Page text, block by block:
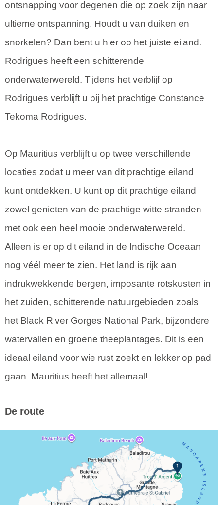
ontsnapping voor degenen die op zoek zijn naar
ultieme ontspanning. Houdt u van duiken en
snorkelen? Dan bent u hier op het juiste eiland.
Rodrigues heeft een schitterende
onderwaterwereld. Tijdens het verblijf op
Rodrigues verblijft u bij het prachtige Constance
Tekoma Rodrigues.
Op Mauritius verblijft u op twee verschillende
locaties zodat u meer van dit prachtige eiland
kunt ontdekken. U kunt op dit prachtige eiland
zowel genieten van de prachtige witte stranden
met ook een heel mooie onderwaterwereld.
Alleen is er op dit eiland in de Indische Oceaan
nog véél meer te zien. Het land is rijk aan
indrukwekkende bergen, imposante rotskusten in
het zuiden, schitterende natuurgebieden zoals
het Black River Gorges National Park, bijzondere
watervallen en groene theeplantages. Dit is een
ideaal eiland voor wie rust zoekt en lekker op pad
gaan. Mauritius heeft het allemaal!
De route